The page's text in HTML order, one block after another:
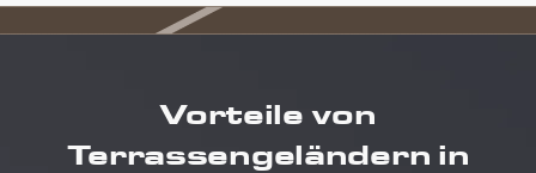
Vorteile von
Terrassengeländern in